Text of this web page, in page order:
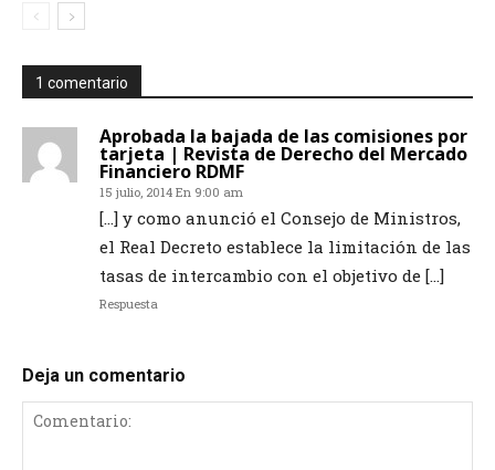
1 comentario
Aprobada la bajada de las comisiones por
tarjeta | Revista de Derecho del Mercado
Financiero RDMF
15 julio, 2014 En 9:00 am
[…] y como anunció el Consejo de Ministros,
el Real Decreto establece la limitación de las
tasas de intercambio con el objetivo de […]
Respuesta
Deja un comentario